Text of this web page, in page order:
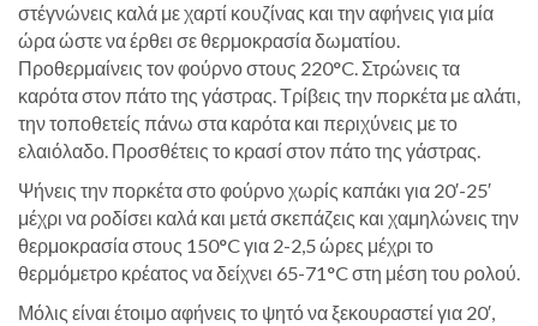
στέγνώνεις καλά με χαρτί κουζίνας και την αφήνεις για μία
ώρα ώστε να έρθει σε θερμοκρασία δωματίου.
Προθερμαίνεις τον φούρνο στους 220°C. Στρώνεις τα
καρότα στον πάτο της γάστρας. Τρίβεις την πορκέτα με αλάτι,
την τοποθετείς πάνω στα καρότα και περιχύνεις με το
ελαιόλαδο. Προσθέτεις το κρασί στον πάτο της γάστρας.
Ψήνεις την πορκέτα στο φούρνο χωρίς καπάκι για 20′-25′
μέχρι να ροδίσει καλά και μετά σκεπάζεις και χαμηλώνεις την
θερμοκρασία στους 150°C για 2-2,5 ώρες μέχρι το
θερμόμετρο κρέατος να δείχνει 65-71°C στη μέση του ρολού.
Μόλις είναι έτοιμο αφήνεις το ψητό να ξεκουραστεί για 20′,